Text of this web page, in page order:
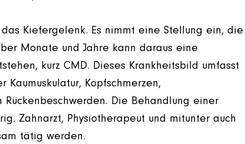
Kiefergelenk. Es nimmt eine Stellung ein, die
Monate und Jahre kann daraus eine
kurz CMD. Dieses Krankheitsbild umfasst
Kopfschmerzen,
Die Behandlung einer
Zahnarzt, Physiotherapeut und mitunter auch
tätig werden.